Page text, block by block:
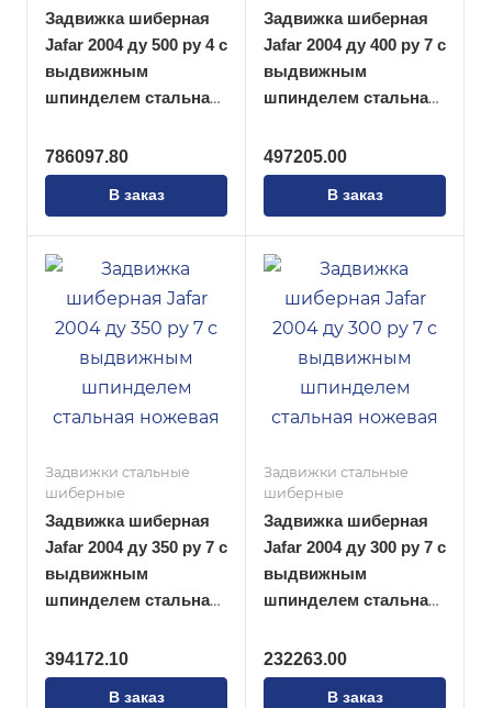
Задвижка шиберная
Jafar 2004 ду 500 ру 4 с
выдвижным
шпинделем стальная
786097.80
В заказ
Задвижка шиберная
Jafar 2004 ду 400 ру 7 с
выдвижным
шпинделем стальная
497205.00
В заказ
Задвижки стальные
шиберные
Задвижка шиберная
Jafar 2004 ду 350 ру 7 с
выдвижным
шпинделем стальная
394172.10
В заказ
Задвижки стальные
шиберные
Задвижка шиберная
Jafar 2004 ду 300 ру 7 с
выдвижным
шпинделем стальная
232263.00
В заказ